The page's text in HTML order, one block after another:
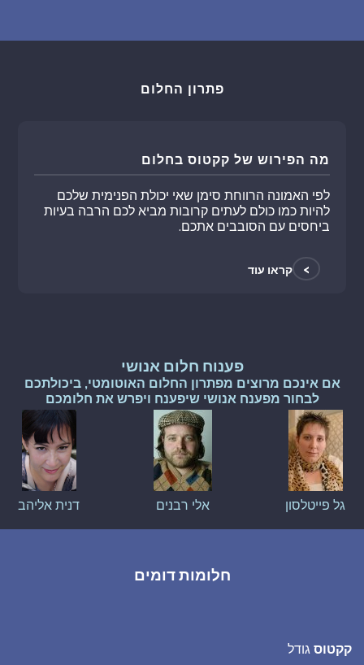
פתרון החלום
מה הפירוש של קקטוס בחלום
לפי האמונה הרווחת סימן שאי יכולת הפנימית שלכם
להיות כמו כולם לעתים קרובות מביא לכם הרבה בעיות
ביחסים עם הסובבים אתכם.
> קראו עוד
פענוח חלום אנושי
אם אינכם מרוצים מפתרון החלום האוטומטי, ביכולתכם
לבחור מפענח אנושי שיפענח ויפרש את חלומכם
גל פייטלסון אלי רבנים דנית אליהב
חלומות דומים
קקטוס גודל